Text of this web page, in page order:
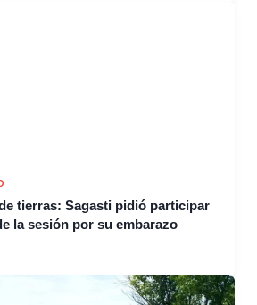
tierras: Sagasti pidió participar
la sesión por su embarazo